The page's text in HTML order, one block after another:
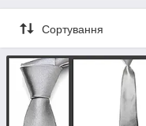
Сортування